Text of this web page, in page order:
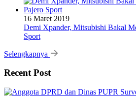
16 Maret 2019
Demi Xpander, Mitsubishi Bakal
Sport
Selengkapnya
Recent Post